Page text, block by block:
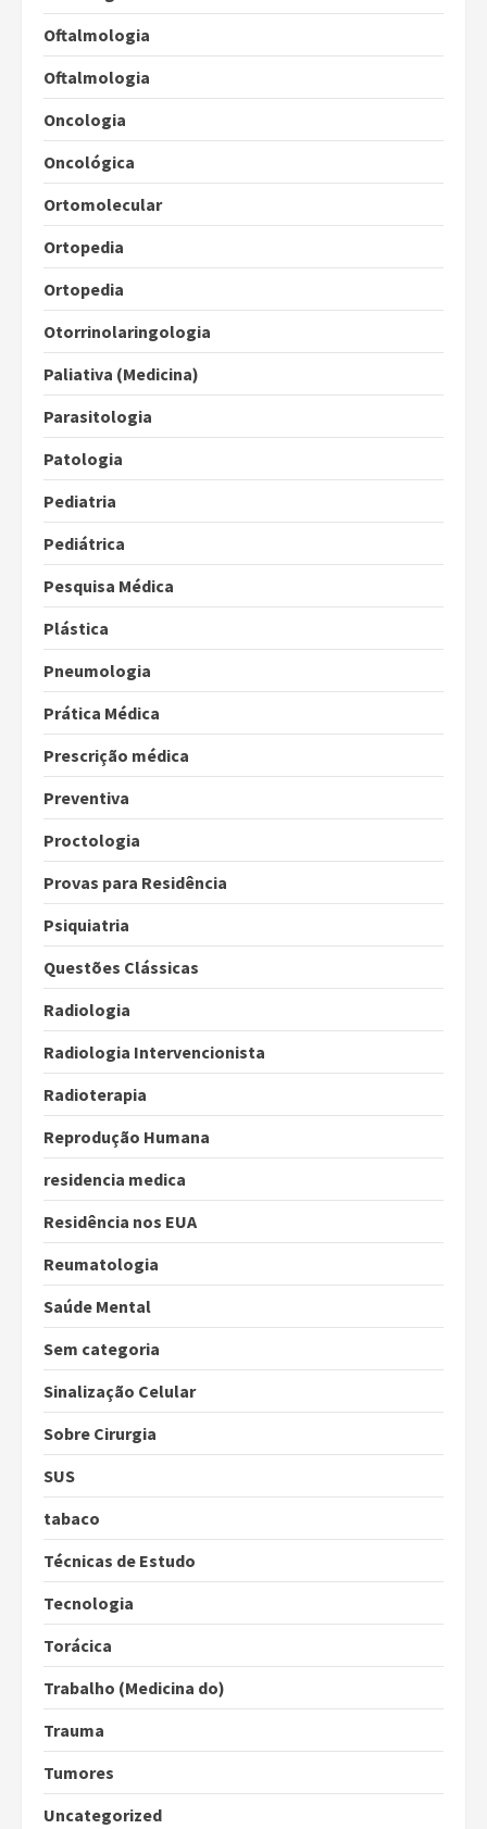
Oftalmologia
Oftalmologia
Oncologia
Oncológica
Ortomolecular
Ortopedia
Ortopedia
Otorrinolaringologia
Paliativa (Medicina)
Parasitologia
Patologia
Pediatria
Pediátrica
Pesquisa Médica
Plástica
Pneumologia
Prática Médica
Prescrição médica
Preventiva
Proctologia
Provas para Residência
Psiquiatria
Questões Clássicas
Radiologia
Radiologia Intervencionista
Radioterapia
Reprodução Humana
residencia medica
Residência nos EUA
Reumatologia
Saúde Mental
Sem categoria
Sinalização Celular
Sobre Cirurgia
SUS
tabaco
Técnicas de Estudo
Tecnologia
Torácica
Trabalho (Medicina do)
Trauma
Tumores
Uncategorized